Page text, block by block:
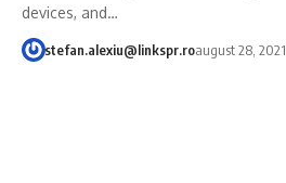
devices, and…
stefan.alexiu@linkspr.roaugust 28, 2021